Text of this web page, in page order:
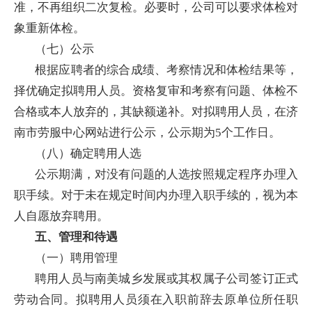
准，不再组织二次复检。必要时，公司可以要求体检对
象重新体检。
（七）公示
根据应聘者的综合成绩、考察情况和体检结果等，
择优确定拟聘用人员。资格复审和考察有问题、体检不
合格或本人放弃的，其缺额递补。对拟聘用人员，在济
南市劳服中心网站进行公示，公示期为5个工作日。
（八）确定聘用人选
公示期满，对没有问题的人选按照规定程序办理入
职手续。对于未在规定时间内办理入职手续的，视为本
人自愿放弃聘用。
五、管理和待遇
（一）聘用管理
聘用人员与南美城乡发展或其权属子公司签订正式
劳动合同。拟聘用人员须在入职前辞去原单位所任职